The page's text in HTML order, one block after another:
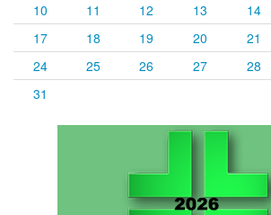
10
11 12 13 14
17
18 19 20 21
24
25 26 27 28
31